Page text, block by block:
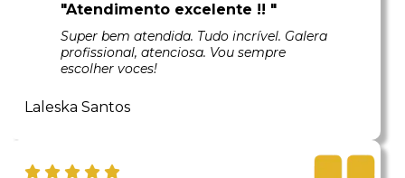
"Atendimento excelente !! "
Super bem atendida. Tudo incrível. Galera
profissional, atenciosa. Vou sempre
escolher voces!
Laleska Santos